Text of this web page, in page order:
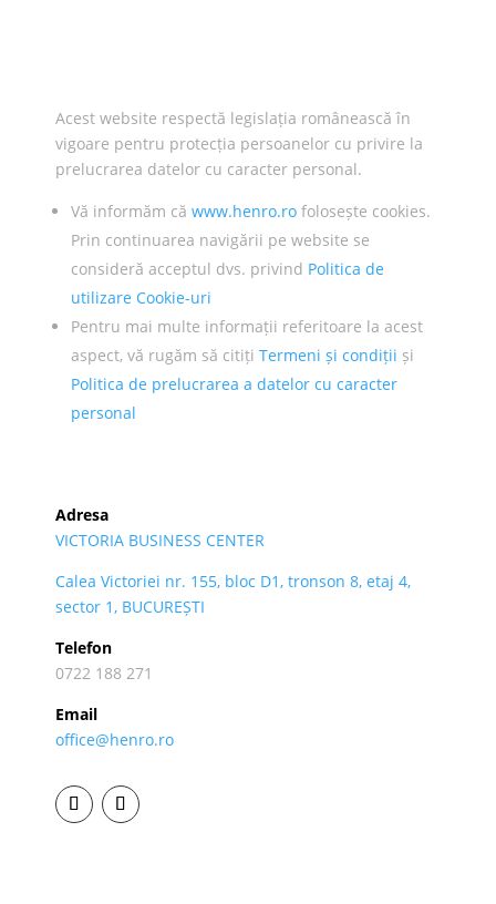
Acest website respectă legislația românească în
vigoare pentru protecția persoanelor cu privire la
prelucrarea datelor cu caracter personal.
Vă informăm că www.henro.ro folosește cookies.
Prin continuarea navigării pe website se
consideră acceptul dvs. privind Politica de
utilizare Cookie-uri
Pentru mai multe informații referitoare la acest
aspect, vă rugăm să citiți Termeni și condiții și
Politica de prelucrarea a datelor cu caracter
personal
Adresa
VICTORIA BUSINESS CENTER
Calea Victoriei nr. 155, bloc D1, tronson 8, etaj 4,
sector 1, BUCUREȘTI
Telefon
0722 188 271
Email
office@henro.ro